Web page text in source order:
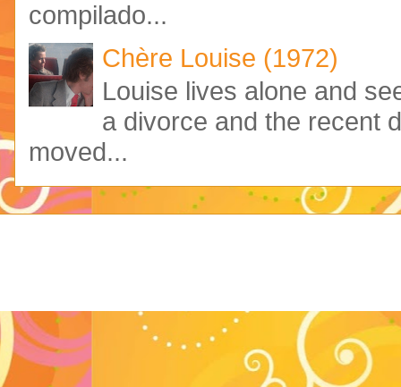
compilado...
Chère Louise (1972)
Louise lives alone and
a divorce and the recent
moved...